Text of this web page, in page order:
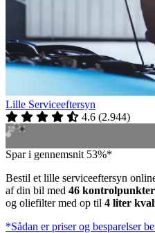
Lille Serviceeftersyn
4.6 (2.944)
Spar i gennemsnit 53%*
Bestil et lille serviceeftersyn
af din bil med 46 kontrolpunkter
og oliefilter med op til 4 liter
*Sådan er priser og besparelser